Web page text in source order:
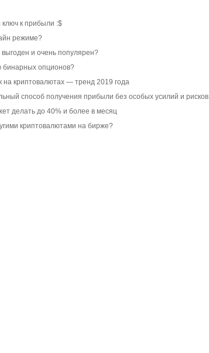
к прибыли :$
режиме?
и очень популярен?
бинарных опционов?
на криптовалютах — тренд 2019 года
способ получения прибыли без особых усилий и рисков
делать до 40% и более в месяц
криптовалютами на бирже?